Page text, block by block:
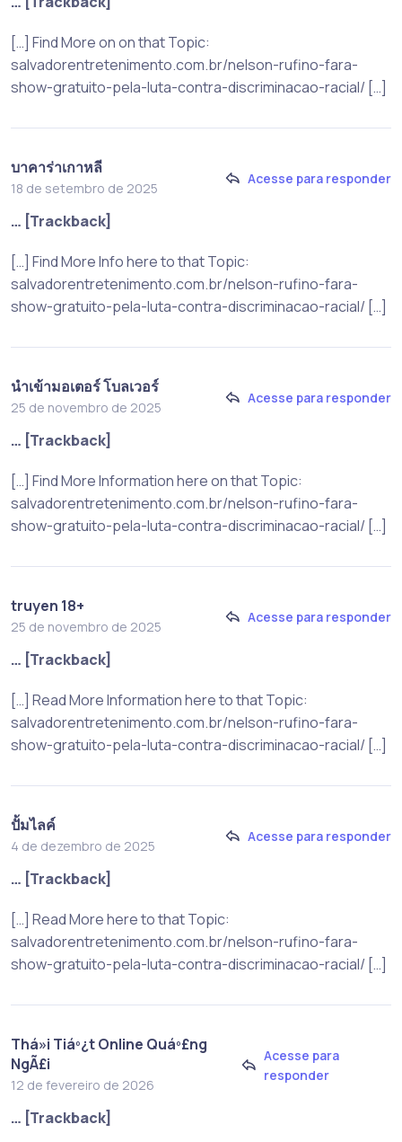
[…] Find More on on that Topic:
salvadorentretenimento.com.br/nelson-rufino-fara-
show-gratuito-pela-luta-contra-discriminacao-racial/ […]
บาคาร่าเกาหลี
18 de setembro de 2025
Acesse para responder
… [Trackback]
[…] Find More Info here to that Topic:
salvadorentretenimento.com.br/nelson-rufino-fara-
show-gratuito-pela-luta-contra-discriminacao-racial/ […]
นำเข้ามอเตอร์ โบลเวอร์
25 de novembro de 2025
Acesse para responder
… [Trackback]
[…] Find More Information here on that Topic:
salvadorentretenimento.com.br/nelson-rufino-fara-
show-gratuito-pela-luta-contra-discriminacao-racial/ […]
truyen 18+
25 de novembro de 2025
Acesse para responder
… [Trackback]
[…] Read More Information here to that Topic:
salvadorentretenimento.com.br/nelson-rufino-fara-
show-gratuito-pela-luta-contra-discriminacao-racial/ […]
ปั้มไลค์
4 de dezembro de 2025
Acesse para responder
… [Trackback]
[…] Read More here to that Topic:
salvadorentretenimento.com.br/nelson-rufino-fara-
show-gratuito-pela-luta-contra-discriminacao-racial/ […]
Thá»i Tiáº¿t Online Quáº£ng
NgÃ£i
12 de fevereiro de 2026
Acesse para
responder
… [Trackback]